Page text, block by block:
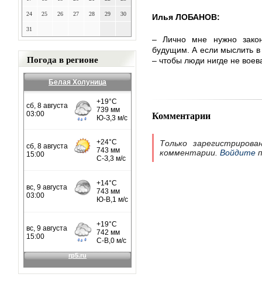
24 25 26 27 28 29 30
31
Погода в регионе
Белая Холуница
Илья ЛОБАНОВ:
– Лично мне нужно
будущим. А если мыслить в
– чтобы люди нигде не
Комментарии
Только
комментарии. Войдите